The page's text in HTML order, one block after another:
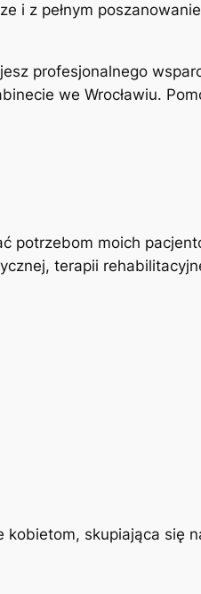
i z pełnym
profesjonalnego
we Wrocławiu.
potrzebom moich
terapii
kobietom, skupiająca się